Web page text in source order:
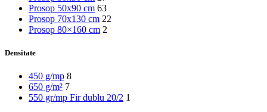
Prosop 50x90 cm 63
Prosop 70x130 cm 22
Prosop 80×160 cm 2
Densitate
450 g/mp 8
650 g/m² 7
550 gr/mp Fir dublu 20/2 1